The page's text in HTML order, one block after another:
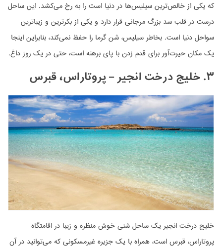
که یکی از خالص‌ترین سیلیس‌ها در دنیا است را به رخ می‌کشد. این ساحل
درست در قلب سد بزرگ مرجانی قرار دارد و یکی از بکرترین و زیباترین
سواحل دنیا است. بخاطر سیلیس، شن گرما را حفظ نمی‌کند، بنابراین اینجا
یک مکان حیرت‌آور برای قدم زدن با پای برهنه است، حتی در یک روز داغ.
۳. خلیج درخت انجیر – پروتاراس، قبرس
خلیج درخت انجیر یک ساحل شنی خوش منظره و زیبا در اقامتگاه
پروتاراس، قبرس است، همراه با یک جزیره غیرمسکونی که می‌توانید در آن